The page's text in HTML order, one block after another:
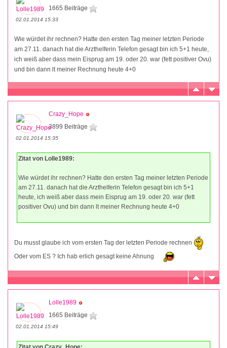
1665 Beiträge
02.01.2014 15:33
Wie würdet ihr rechnen? Hatte den ersten Tag meiner letzten Periode
am 27.11. danach hat die Arzthelferin Telefon gesagt bin ich 5+1 heute,
ich weiß aber dass mein Eisprug am 19. oder 20. war (fett positiver Ovu)
und bin dann lt meiner Rechnung heute 4+0
Crazy_Hope
3899 Beiträge
02.01.2014 15:35
Zitat von Lolle1989:
Wie würdet ihr rechnen? Hatte den ersten Tag meiner letzten Periode
am 27.11. danach hat die Arzthelferin Telefon gesagt bin ich 5+1
heute, ich weiß aber dass mein Eisprug am 19. oder 20. war (fett
positiver Ovu) und bin dann lt meiner Rechnung heute 4+0
Du musst glaube ich vom ersten Tag der letzten Periode rechnen
Oder vom ES ? Ich hab erlich gesagt keine Ahnung
Lolle1989
1665 Beiträge
02.01.2014 15:49